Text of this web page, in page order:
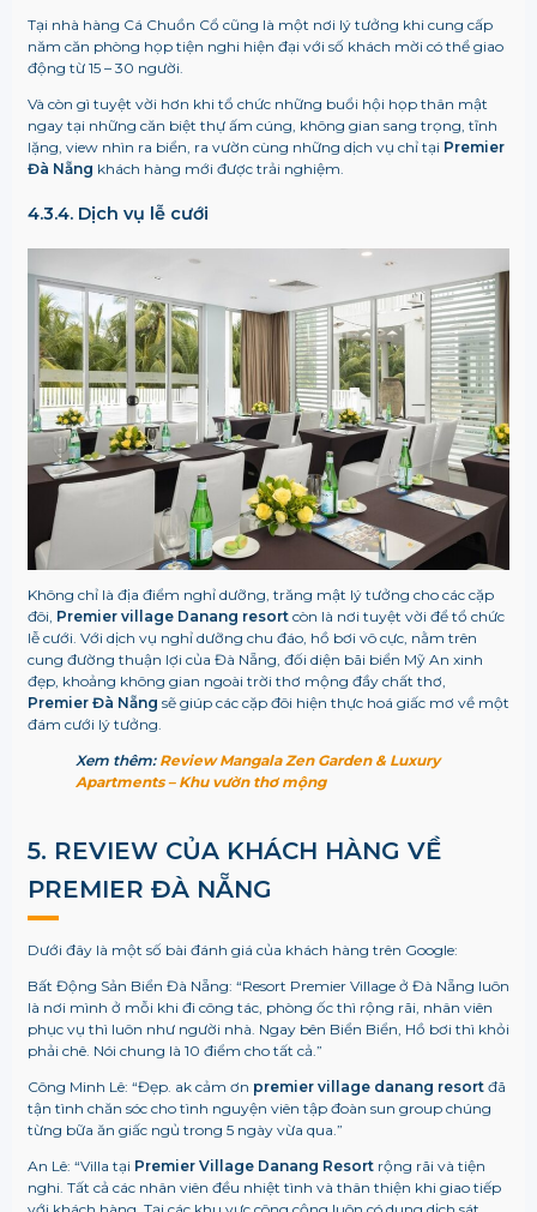
Tại nhà hàng Cá Chuồn Cổ cũng là một nơi lý tưởng khi cung cấp
năm căn phòng họp tiện nghi hiện đại với số khách mời có thể giao
động từ 15 – 30 người.
Và còn gì tuyệt vời hơn khi tổ chức những buổi hội họp thân mật
ngay tại những căn biệt thự ấm cúng, không gian sang trọng, tĩnh
lặng, view nhìn ra biển, ra vườn cùng những dịch vụ chỉ tại Premier
Đà Nẵng khách hàng mới được trải nghiệm.
4.3.4. Dịch vụ lễ cưới
Không chỉ là địa điểm nghỉ dưỡng, trăng mật lý tưởng cho các cặp
đôi, Premier village Danang resortcòn là nơi tuyệt vời để tổ chức
lễ cưới. Với dịch vụ nghỉ dưỡng chu đáo, hồ bơi vô cực, nằm trên
cung đường thuận lợi của Đà Nẵng, đối diện bãi biển Mỹ An xinh
đẹp, khoảng không gian ngoài trời thơ mộng đầy chất thơ,
Premier Đà Nẵng sẽ giúp các cặp đôi hiện thực hoá giấc mơ về một
đám cưới lý tưởng.
Xem thêm: Review Mangala Zen Garden & Luxury
Apartments – Khu vườn thơ mộng
5. REVIEW CỦA KHÁCH HÀNG VỀ
PREMIER ĐÀ NẴNG
Dưới đây là một số bài đánh giá của khách hàng trên Google:
Bất Động Sản Biển Đà Nẵng: “Resort Premier Village ở Đà Nẵng luôn
là nơi mình ở mỗi khi đi công tác, phòng ốc thì rộng rãi, nhân viên
phục vụ thì luôn như người nhà. Ngay bên Biển Biển, Hồ bơi thì khỏi
phải chê. Nói chung là 10 điểm cho tất cả.”
Công Minh Lê: “Đẹp. ak cảm ơn premier village danang resortđã
tận tình chăn sóc cho tình nguyện viên tập đoàn sun group chúng
từng bữa ăn giấc ngủ trong 5 ngày vừa qua.”
An Lê: “Villa tại Premier Village Danang Resortrộng rãi và tiện
nghi. Tất cả các nhân viên đều nhiệt tình và thân thiện khi giao tiếp